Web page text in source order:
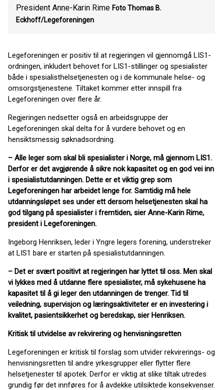
President Anne-Karin Rime Foto Thomas B.
Eckhoff/Legeforeningen
Legeforeningen er positiv til at regjeringen vil gjennomgå LIS1-
ordningen, inkludert behovet for LIS1-stillinger og spesialister
både i spesialisthelsetjenesten og i de kommunale helse- og
omsorgstjenestene. Tiltaket kommer etter innspill fra
Legeforeningen over flere år.
Regjeringen nedsetter også en arbeidsgruppe der
Legeforeningen skal delta for å vurdere behovet og en
hensiktsmessig søknadsordning.
– Alle leger som skal bli spesialister i Norge, må gjennom LIS1.
Derfor er det avgjørende å sikre nok kapasitet og en god vei inn
i spesialistutdanningen. Dette er et viktig grep som
Legeforeningen har arbeidet lenge for. Samtidig må hele
utdanningsløpet ses under ett dersom helsetjenesten skal ha
god tilgang på spesialister i fremtiden, sier Anne-Karin Rime,
president i Legeforeningen.
Ingeborg Henriksen, leder i Yngre legers forening, understreker
at LIS1 bare er starten på spesialistutdanningen.
– Det er svært positivt at regjeringen har lyttet til oss. Men skal
vi lykkes med å utdanne flere spesialister, må sykehusene ha
kapasitet til å gi leger den utdanningen de trenger. Tid til
veiledning, supervisjon og læringsaktiviteter er en investering i
kvalitet, pasientsikkerhet og beredskap, sier Henriksen.
Kritisk til utvidelse av rekvirering og henvisningsretten
Legeforeningen er kritisk til forslag som utvider rekvirerings- og
henvisningsretten til andre yrkesgrupper eller flytter flere
helsetjenester til apotek. Derfor er viktig at slike tiltak utredes
grundig før det innføres for å avdekke utilsiktede konsekvenser.